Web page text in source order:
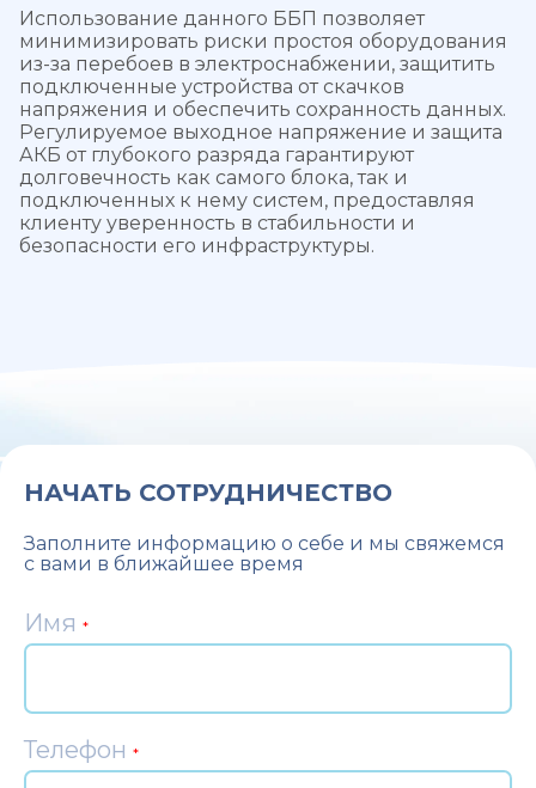
Использование данного ББП позволяет
минимизировать риски простоя оборудования
из-за перебоев в электроснабжении, защитить
подключенные устройства от скачков
напряжения и обеспечить сохранность данных.
Регулируемое выходное напряжение и защита
АКБ от глубокого разряда гарантируют
долговечность как самого блока, так и
подключенных к нему систем, предоставляя
клиенту уверенность в стабильности и
безопасности его инфраструктуры.
НАЧАТЬ СОТРУДНИЧЕСТВО
Заполните информацию о себе и мы свяжемся
с вами в ближайшее время
Имя *
Телефон *